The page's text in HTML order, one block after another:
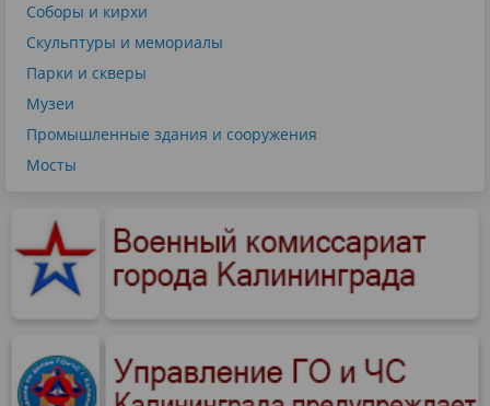
Соборы и кирхи
Скульптуры и мемориалы
Парки и скверы
Музеи
Промышленные здания и сооружения
Мосты